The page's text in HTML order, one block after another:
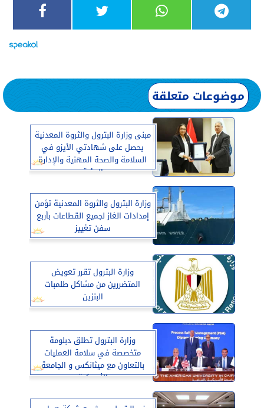
موضوعات متعلقة
مبنى وزارة البترول والثروة المعدنية
يحصل على شهادتي الأيزو في
السلامة والصحة المهنية والإدارة
البيئية
وزارة البترول والثروة المعدنية تؤمن
إمدادات الغاز لجميع القطاعات بأربع
سفن تغييز
وزارة البترول تقرر تعويض
المتضررين من مشاكل طلمبات
البنزين
وزارة البترول تطلق دبلومة
متخصصة في سلامة العمليات
بالتعاون مع ميثانكس و الجامعة
الأمريكية